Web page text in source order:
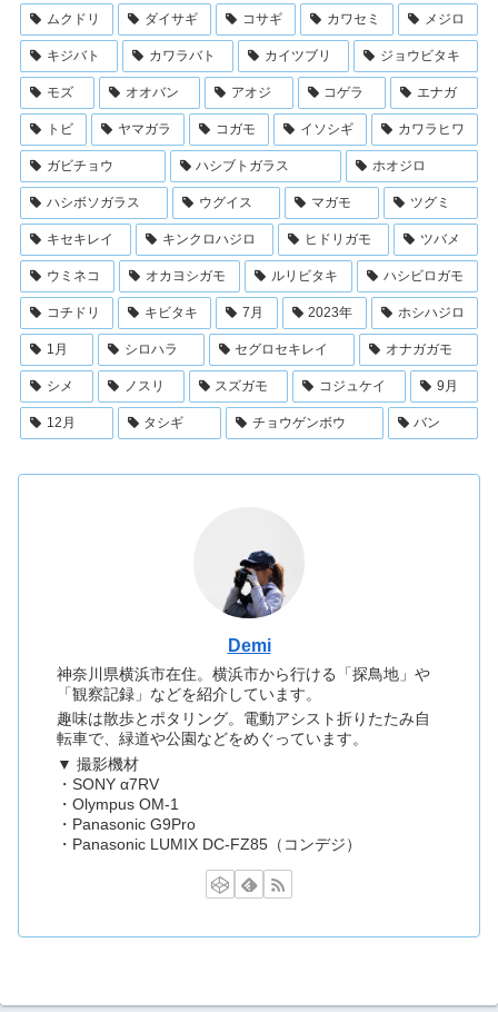
ムクドリ ダイサギ コサギ カワセミ メジロ
キジバト カワラバト カイツブリ ジョウビタキ
モズ オオバン アオジ コゲラ エナガ
トビ ヤマガラ コガモ イソシギ カワラヒワ
ガビチョウ ハシブトガラス ホオジロ
ハシボソガラス ウグイス マガモ ツグミ
キセキレイ キンクロハジロ ヒドリガモ ツバメ
ウミネコ オカヨシガモ ルリビタキ ハシビロガモ
コチドリ キビタキ 7月 2023年 ホシハジロ
1月 シロハラ セグロセキレイ オナガガモ
シメ ノスリ スズガモ コジュケイ 9月
12月 タシギ チョウゲンボウ バン
Demi
神奈川県横浜市在住。横浜市から行ける「探鳥地」や
「観察記録」などを紹介しています。
趣味は散歩とポタリング。電動アシスト折りたたみ自
転車で、緑道や公園などをめぐっています。
▼ 撮影機材
・SONY α7RV
・Olympus OM-1
・Panasonic G9Pro
・Panasonic LUMIX DC-FZ85（コンデジ）